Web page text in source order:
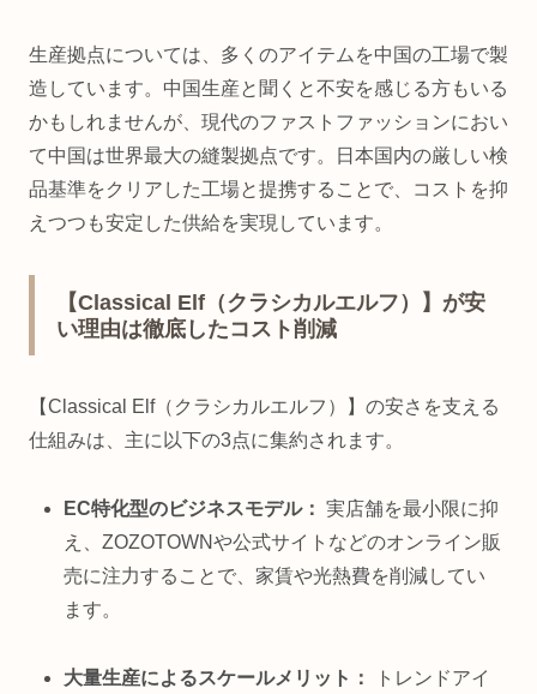
生産拠点については、多くのアイテムを中国の工場で製
造しています。中国生産と聞くと不安を感じる方もいる
かもしれませんが、現代のファストファッションにおい
て中国は世界最大の縫製拠点です。日本国内の厳しい検
品基準をクリアした工場と提携することで、コストを抑
えつつも安定した供給を実現しています。
【Classical Elf（クラシカルエルフ）】が安
い理由は徹底したコスト削減
【Classical Elf（クラシカルエルフ）】の安さを支える
仕組みは、主に以下の3点に集約されます。
EC特化型のビジネスモデル： 実店舗を最小限に抑
え、ZOZOTOWNや公式サイトなどのオンライン販
売に注力することで、家賃や光熱費を削減してい
ます。
大量生産によるスケールメリット：
トレンドアイ